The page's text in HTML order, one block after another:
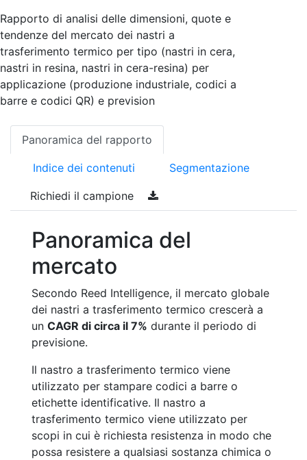
Rapporto di analisi delle dimensioni, quote e
tendenze del mercato dei nastri a
trasferimento termico per tipo (nastri in cera,
nastri in resina, nastri in cera-resina) per
applicazione (produzione industriale, codici a
barre e codici QR) e prevision
Panoramica del rapporto
Indice dei contenuti Segmentazione
Richiedi il campione
Panoramica del
mercato
Secondo Reed Intelligence, il mercato globale
dei nastri a trasferimento termico crescerà a
un CAGR di circa il 7% durante il periodo di
previsione.
Il nastro a trasferimento termico viene
utilizzato per stampare codici a barre o
etichette identificative. Il nastro a
trasferimento termico viene utilizzato per
scopi in cui è richiesta resistenza in modo che
possa resistere a qualsiasi sostanza chimica o